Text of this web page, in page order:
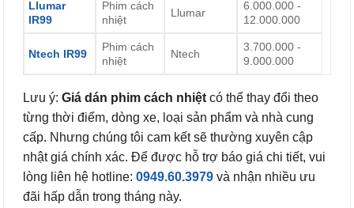
Llumar
IR99
Phim cách
nhiệt
Llumar
6.000.000 -
12.000.000
Ntech IR99
Phim cách
nhiệt
Ntech
3.700.000 -
9.000.000
Lưu ý: Giá dán phim cách nhiệt có thể thay đổi theo
từng thời điểm, dòng xe, loại sản phẩm và nhà cung
cấp. Nhưng chúng tôi cam kết sẽ thường xuyên cập
nhật giá chính xác. Để được hỗ trợ báo giá chi tiết, vui
lòng liên hệ hotline: 0949.60.3979 và nhận nhiều ưu
đãi hấp dẫn trong tháng này.